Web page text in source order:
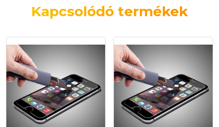
Kapcsolódó termékek